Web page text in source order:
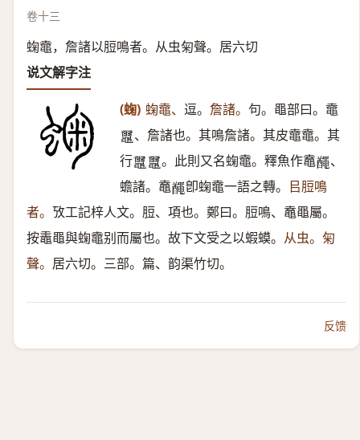
卷十三
䗇鼀，詹諸以脰鳴者。从虫匊聲。居六切
说文解字注
(䗇) 䗇鼀、 逗。 詹諸。 句。黽部曰。鼀
𪓿 、詹諸也。其鳴詹諸。其皮鼀鼀。其
行𪓿 𪓿 。此則又名䗇鼀。釋魚作鼁𪓰 、
蟾諸。鼁𪓰 卽䗇鼀一語之轉。 㠯脰鳴
者。 攷工記梓人文。脰、項也。鄭曰。脰鳴、鼁黽屬。
按鼃黽與䗇鼀别而屬也。故下文受之以蝦蟆。 从虫。匊
聲。 居六切。三部。篇、韵渠竹切。
反馈